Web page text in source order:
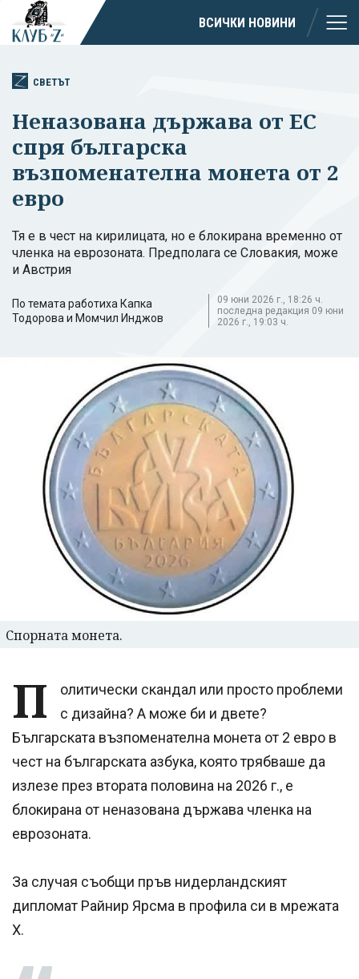
ВСИЧКИ НОВИНИ
СВЕТЪТ
Неназована държава от ЕС
спря българска
възпоменателна монета от 2
евро
Тя е в чест на кирилицата, но е блокирана временно от
членка на еврозоната. Предполага се Словакия, може
и Австрия
По темата работиха Капка
Тодорова и Момчил Инджов
09 юни 2026 г., 18:26 ч.
последна редакция 09 юни
2026 г., 19:03 ч.
Спорната монета.
П
олитически скандал или просто проблеми
с дизайна? А може би и двете?
Българската възпоменателна монета от 2 евро в
чест на българската азбука, която трябваше да
излезе през втората половина на 2026 г., е
блокирана от неназована държава членка на
еврозоната.
За случая съобщи пръв нидерландският
дипломат Райнир Ярсма в профила си в мрежата
Х.